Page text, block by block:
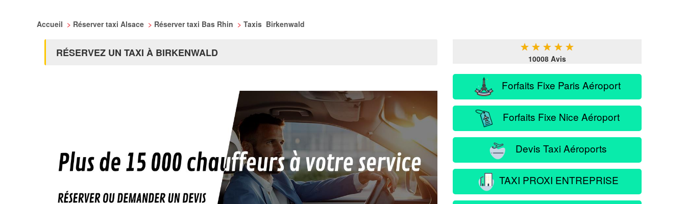
Accueil > Réserver taxi Alsace > Réserver taxi Bas Rhin > Taxis Birkenwald
RÉSERVEZ UN TAXI À BIRKENWALD ★ ★ ★ ★ ★
10008 Avis
Forfaits Fixe Paris Aéroport
Forfaits Fixe Nice Aéroport
Devis Taxi Aéroports
TAXI PROXI ENTREPRISE